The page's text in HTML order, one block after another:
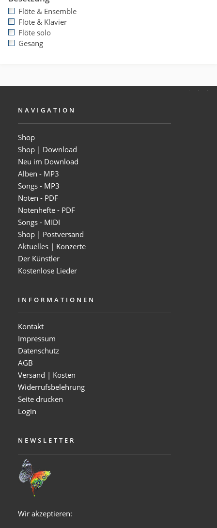
Flöte & Ensemble
Flöte & Klavier
Flöte solo
Gesang
NAVIGATION
Shop
Shop | Download
Neu im Download
Alben - MP3
Songs - MP3
Noten - PDF
Notenhefte - PDF
Songs - MIDI
Shop | Postversand
Aktuelles | Konzerte
Der Künstler
Kostenlose Lieder
INFORMATIONEN
Kontakt
Impressum
Datenschutz
AGB
Versand | Kosten
Widerrufsbelehrung
Seite drucken
Login
NEWSLETTER
Wir akzeptieren: